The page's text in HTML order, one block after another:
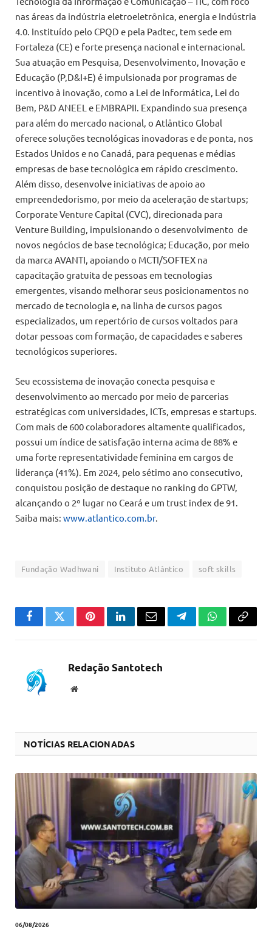
nas áreas da indústria eletroeletrônica, energia e Indústria
4.0. Instituído pelo CPQD e pela Padtec, tem sede em
Fortaleza (CE) e forte presença nacional e internacional.
Sua atuação em Pesquisa, Desenvolvimento, Inovação e
Educação (P,D&I+E) é impulsionada por programas de
incentivo à inovação, como a Lei de Informática, Lei do
Bem, P&D ANEEL e EMBRAPII. Expandindo sua presença
para além do mercado nacional, o Atlântico Global
oferece soluções tecnológicas inovadoras e de ponta, nos
Estados Unidos e no Canadá, para pequenas e médias
empresas de base tecnológica em rápido crescimento.
Além disso, desenvolve iniciativas de apoio ao
empreendedorismo, por meio da aceleração de startups;
Corporate Venture Capital (CVC), direcionada para
Venture Building, impulsionando o desenvolvimento de
novos negócios de base tecnológica; Educação, por meio
da marca AVANTI, apoiando o MCTI/SOFTEX na
capacitação gratuita de pessoas em tecnologias
emergentes, visando melhorar seus posicionamentos no
mercado de tecnologia e, na linha de cursos pagos
especializados, um repertório de cursos voltados para
dotar pessoas com formação, de capacidades e saberes
tecnológicos superiores.
Seu ecossistema de inovação conecta pesquisa e
desenvolvimento ao mercado por meio de parcerias
estratégicas com universidades, ICTs, empresas e startups.
Com mais de 600 colaboradores altamente qualificados,
possui um índice de satisfação interna acima de 88% e
uma forte representatividade feminina em cargos de
liderança (41%). Em 2024, pelo sétimo ano consecutivo,
conquistou posição de destaque no ranking do GPTW,
alcançando o 2º lugar no Ceará e um trust index de 91.
Saiba mais: www.atlantico.com.br.
Fundação Wadhwani Instituto Atlântico soft skills
FacebookTwitterPinterestLinkedInEmail TelegramWhatsApp
Copiar
Redação Santotech
Website
NOTÍCIAS RELACIONADAS
06/08/2026